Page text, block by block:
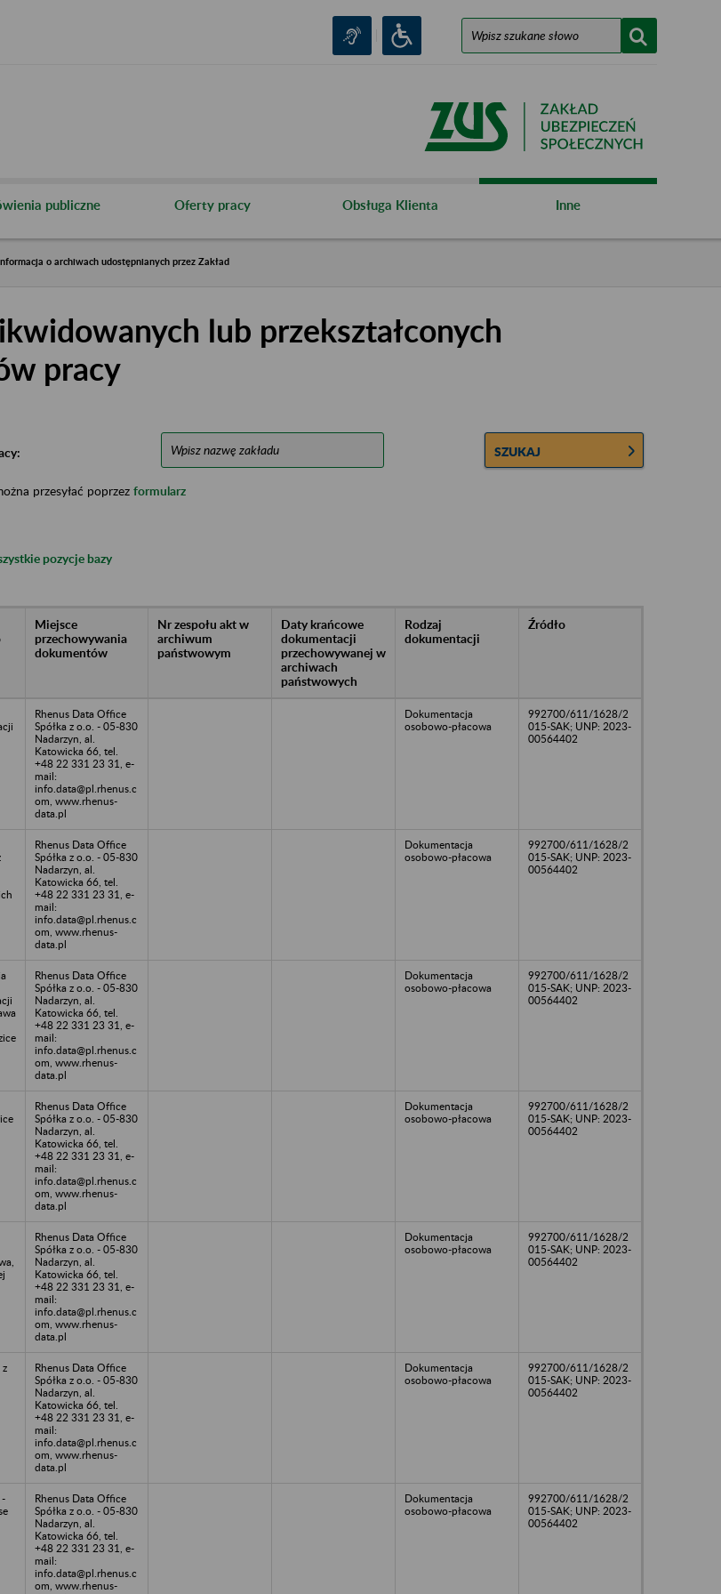
publiczne Oferty pracy Obsługa Klienta Inne
o archiwach udostępnianych przez Zakład
lub przekształconych
pracy
SZUKAJ
przesyłać poprzez formularz
pozycje bazy
Miejsce
przechowywania
dokumentów
Nr zespołu akt w
archiwum
państwowym
Daty krańcowe
dokumentacji
przechowywanej w
archiwach
państwowych
Rodzaj
dokumentacji
Źródło
Rhenus Data Office
Spółka z o.o. - 05-830
Nadarzyn, al.
Katowicka 66, tel.
+48 22 331 23 31, e-
mail:
info.data@pl.rhenus.c
om, www.rhenus-
data.pl
Dokumentacja
osobowo-płacowa
992700/611/1628/2
015-SAK; UNP: 2023-
00564402
Rhenus Data Office
Spółka z o.o. - 05-830
Nadarzyn, al.
Katowicka 66, tel.
+48 22 331 23 31, e-
mail:
info.data@pl.rhenus.c
om, www.rhenus-
data.pl
Dokumentacja
osobowo-płacowa
992700/611/1628/2
015-SAK; UNP: 2023-
00564402
Rhenus Data Office
Spółka z o.o. - 05-830
Nadarzyn, al.
Katowicka 66, tel.
+48 22 331 23 31, e-
mail:
info.data@pl.rhenus.c
om, www.rhenus-
data.pl
Dokumentacja
osobowo-płacowa
992700/611/1628/2
015-SAK; UNP: 2023-
00564402
Rhenus Data Office
Spółka z o.o. - 05-830
Nadarzyn, al.
Katowicka 66, tel.
+48 22 331 23 31, e-
mail:
info.data@pl.rhenus.c
om, www.rhenus-
data.pl
Dokumentacja
osobowo-płacowa
992700/611/1628/2
015-SAK; UNP: 2023-
00564402
Rhenus Data Office
Spółka z o.o. - 05-830
Nadarzyn, al.
Katowicka 66, tel.
+48 22 331 23 31, e-
mail:
info.data@pl.rhenus.c
om, www.rhenus-
data.pl
Dokumentacja
osobowo-płacowa
992700/611/1628/2
015-SAK; UNP: 2023-
00564402
z
Rhenus Data Office
Spółka z o.o. - 05-830
Nadarzyn, al.
Katowicka 66, tel.
+48 22 331 23 31, e-
mail:
info.data@pl.rhenus.c
om, www.rhenus-
data.pl
Dokumentacja
osobowo-płacowa
992700/611/1628/2
015-SAK; UNP: 2023-
00564402
-
Rhenus Data Office
Spółka z o.o. - 05-830
Nadarzyn, al.
Katowicka 66, tel.
+48 22 331 23 31, e-
mail:
info.data@pl.rhenus.c
om, www.rhenus-
Dokumentacja
osobowo-płacowa
992700/611/1628/2
015-SAK; UNP: 2023-
00564402